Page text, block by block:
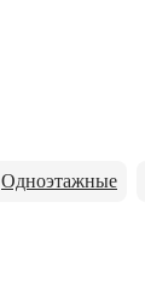
Одноэтажные